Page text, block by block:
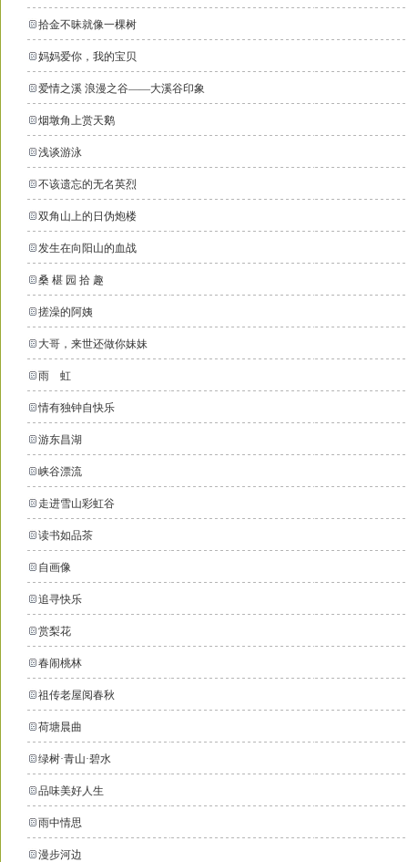
拾金不昧就像一棵树
妈妈爱你，我的宝贝
爱情之溪 浪漫之谷——大溪谷印象
烟墩角上赏天鹅
浅谈游泳
不该遗忘的无名英烈
双角山上的日伪炮楼
发生在向阳山的血战
桑 椹 园 拾 趣
搓澡的阿姨
大哥，来世还做你妹妹
雨 虹
情有独钟自快乐
游东昌湖
峡谷漂流
走进雪山彩虹谷
读书如品茶
自画像
追寻快乐
赏梨花
春闹桃林
祖传老屋阅春秋
荷塘晨曲
绿树·青山·碧水
品味美好人生
雨中情思
漫步河边